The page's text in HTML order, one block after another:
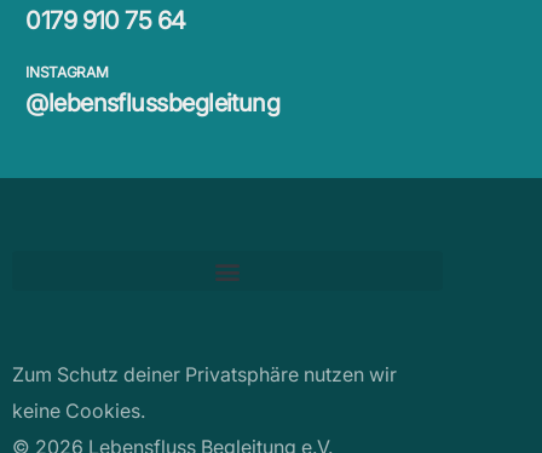
0179 910 75 64
INSTAGRAM
@lebensflussbegleitung
Zum Schutz deiner Privatsphäre nutzen wir
keine Cookies.
© 2026 Lebensfluss Begleitung e.V.